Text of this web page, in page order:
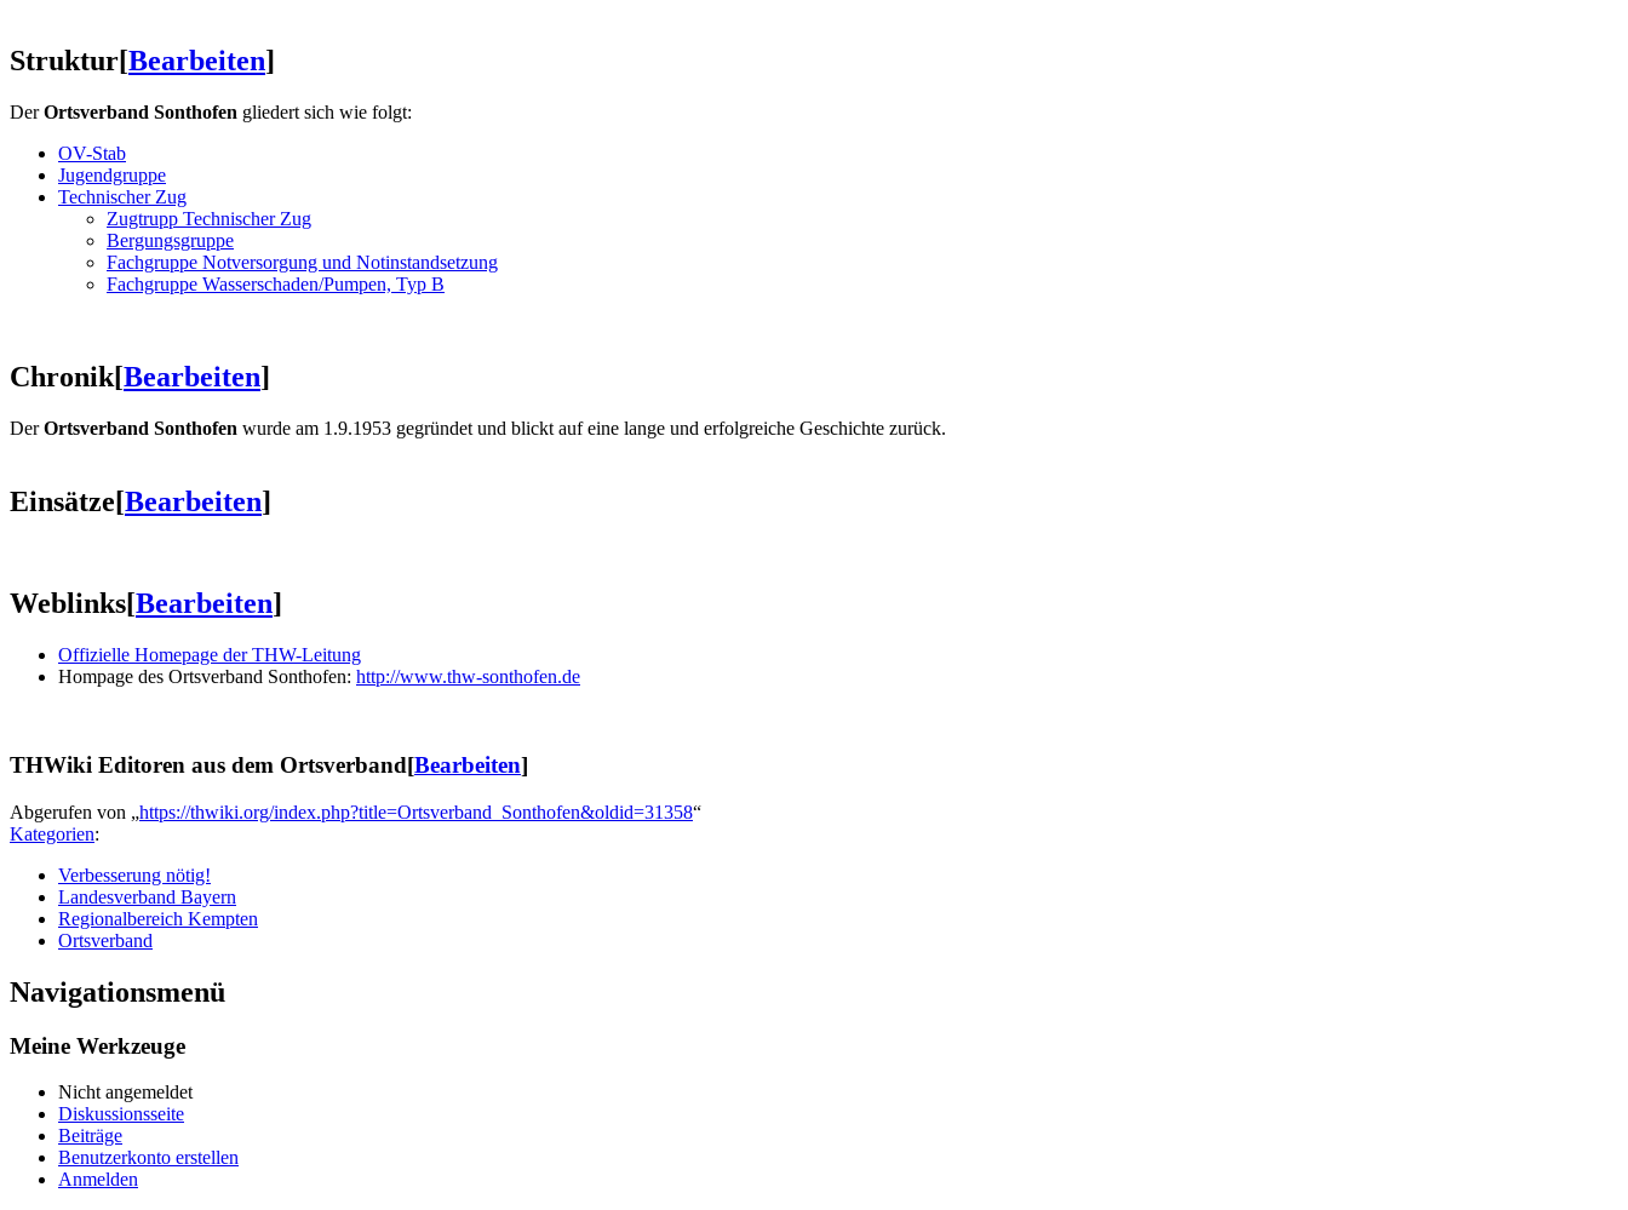
Struktur[Bearbeiten]
DerOrtsverband Sonthofen gliedert sich wie folgt:
OV-Stab
Jugendgruppe
Technischer Zug
Zugtrupp Technischer Zug
Bergungsgruppe
Fachgruppe Notversorgung und Notinstandsetzung
Fachgruppe Wasserschaden/Pumpen, Typ B
Chronik[Bearbeiten]
DerOrtsverband Sonthofen wurde am 1.9.1953 gegründet und blickt auf eine lange und erfolgreiche Geschichte zurück.
Einsätze[Bearbeiten]
Weblinks[Bearbeiten]
Offizielle Homepage der THW-Leitung
Hompage des Ortsverband Sonthofen: http://www.thw-sonthofen.de
THWiki Editoren aus dem Ortsverband[Bearbeiten]
Abgerufen von „https://thwiki.org/index.php?title=Ortsverband_Sonthofen&oldid=31358“
Kategorien:
Verbesserung nötig!
Landesverband Bayern
Regionalbereich Kempten
Ortsverband
Navigationsmenü
Meine Werkzeuge
Nicht angemeldet
Diskussionsseite
Beiträge
Benutzerkonto erstellen
Anmelden